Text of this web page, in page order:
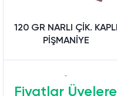
120 GR NARLI ÇİK. KAPLI
PİŞMANİYE
Fiyatlar Üyelere